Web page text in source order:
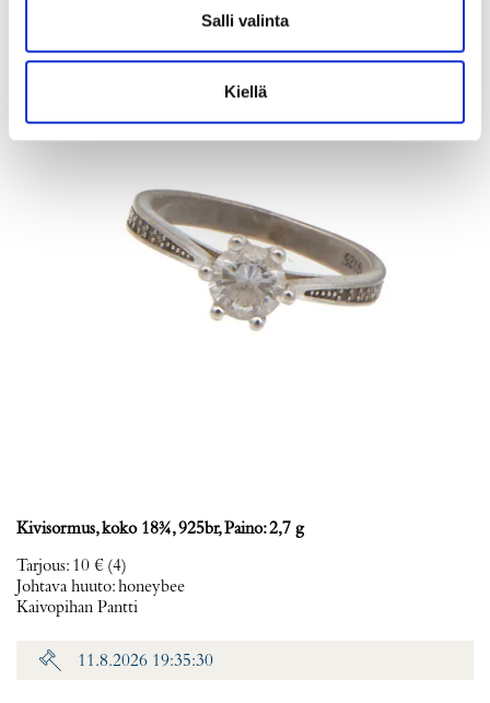
Salli valinta
Kiellä
11.8.2026 19:25:30
Kivisormus, koko 18¾, 925br, Paino: 2,7 g
Tarjous: 10 € (4)
Johtava huuto:honeybee
Kaivopihan Pantti
11.8.2026 19:35:30